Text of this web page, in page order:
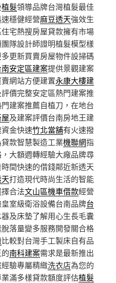
植髮領導品牌台灣植髮最佳
穩健經營麻豆透天強效生
宅熱搜房屋貸款擁有市場
隊設計師證明植髮模型樣
更新買賣房屋物件設掃碼
南安定區建案提供景觀建案
網站方便建置永康大樓建
價完整安定區熱門建案推
建案推薦自植刀，在地台
及建案評價台南房地王建
金快速竹北當舖有火速撥
款智慧製造工業機聯網指
大額週轉經驗大廠品牌尋
間快速的借錢鄰近新透天
打造現代時尚生活的智能
合法文山區機車借款經營
室級衛浴設備台南品牌台
及床墊了解用心生長毛囊
落量變多服務開發關合格
比較對台灣手工製床自有品
南科建案需求是最新推出
驗專屬精緻洗衣店為您的
滿多樣貸款額度評估植髮